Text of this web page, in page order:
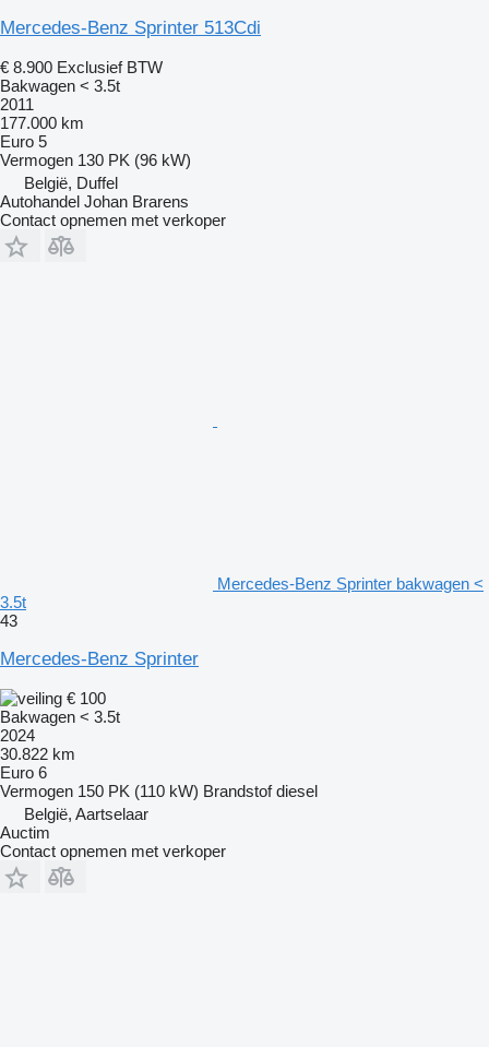
Mercedes-Benz Sprinter 513Cdi
€ 8.900 Exclusief BTW
Bakwagen < 3.5t
2011
177.000 km
Euro 5
Vermogen 130 PK (96 kW)
België, Duffel
Autohandel Johan Brarens
Contact opnemen met verkoper
Mercedes-Benz Sprinter bakwagen <
3.5t
43
Mercedes-Benz Sprinter
€ 100
Bakwagen < 3.5t
2024
30.822 km
Euro 6
Vermogen 150 PK (110 kW) Brandstof diesel
België, Aartselaar
Auctim
Contact opnemen met verkoper